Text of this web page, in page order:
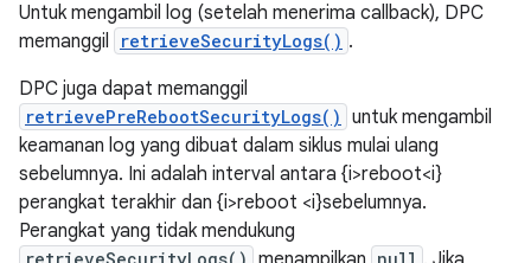
Untuk mengambil log (setelah menerima callback), DPC
memanggil
retrieveSecurityLogs() .
DPC juga dapat memanggil
retrievePreRebootSecurityLogs() untuk mengambil
keamanan log yang dibuat dalam siklus mulai ulang
sebelumnya. Ini adalah interval antara {i>reboot<i}
perangkat terakhir dan {i>reboot <i}sebelumnya.
Perangkat yang tidak mendukung